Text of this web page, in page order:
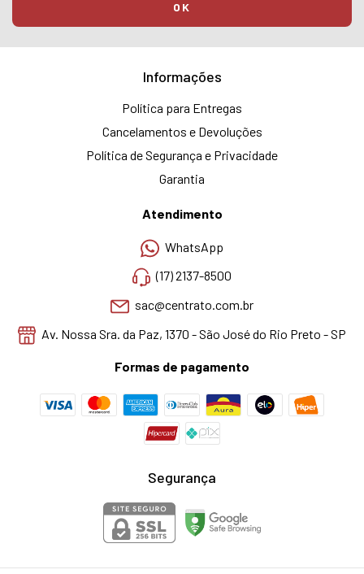
Informações
Política para Entregas
Cancelamentos e Devoluções
Política de Segurança e Privacidade
Garantia
Atendimento
WhatsApp
(17) 2137-8500
sac@centrato.com.br
Av. Nossa Sra. da Paz, 1370 - São José do Rio Preto - SP
Formas de pagamento
Segurança